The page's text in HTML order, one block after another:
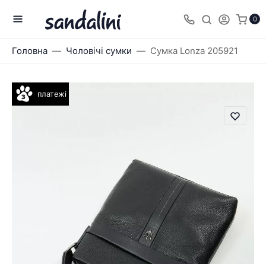
0
Головна Чоловічі сумки Сумка Lonza 205921
платежі